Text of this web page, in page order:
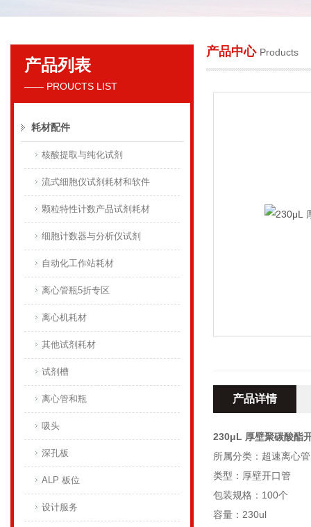
贝克曼库尔特国际贸易（上海）有限公司
产品列表
—— PROUCTS LIST
耗材配件
核酸提取与纯化试剂
流式细胞仪试剂耗材和软件
颗粒特性计数产品试剂耗材
细胞计数器与分析仪试剂
自动化工作站耗材
离心管瓶5折专区
离心机耗材
其他试剂耗材
试剂槽
离心管和瓶
吸头
深孔板
ALP 板位
设计服务
产品中心 Products
产品详情
230μL 厚壁聚碳酸酯
所属分类：超速离心管
类型：厚壁开口管
包装规格：100个
容量：230ul